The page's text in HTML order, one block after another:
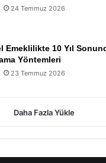
24 Temmuz 2026
Emeklilikte 10 Yıl
Yöntemleri
23 Temmuz 2026
Daha Fazla Yükle